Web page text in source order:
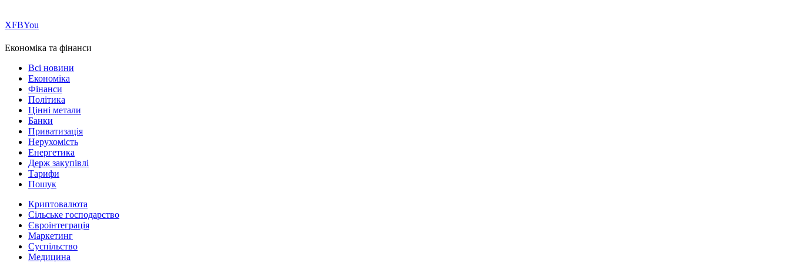
ХFBYou
Економіка та фінанси
Всі новини
Економіка
Фінанси
Політика
Цінні метали
Банки
Приватизація
Нерухомість
Енергетика
Держ закупівлі
Тарифи
Пошук
Криптовалюта
Сільське господарство
Євроінтеграція
Маркетинг
Суспільство
Медицина